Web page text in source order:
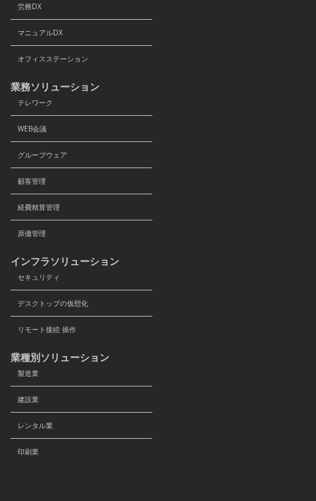
労務DX
マニュアルDX
オフィスステーション
業務ソリューション
テレワーク
WEB会議
グループウェア
顧客管理
経費精算管理
原価管理
インフラソリューション
セキュリティ
デスクトップの仮想化
リモート接続 操作
業種別ソリューション
製造業
建設業
レンタル業
印刷業